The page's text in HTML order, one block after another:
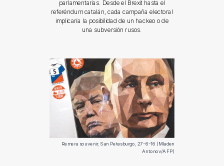
parlamentarias. Desde el Brexit hasta el
referéndum catalán, cada campaña electoral
implicaría la posibilidad de un hackeo o de
una subversión rusos.
Remera souvenir, San Petesburgo, 27-6-16 (Mladen
Antonov/AFP)